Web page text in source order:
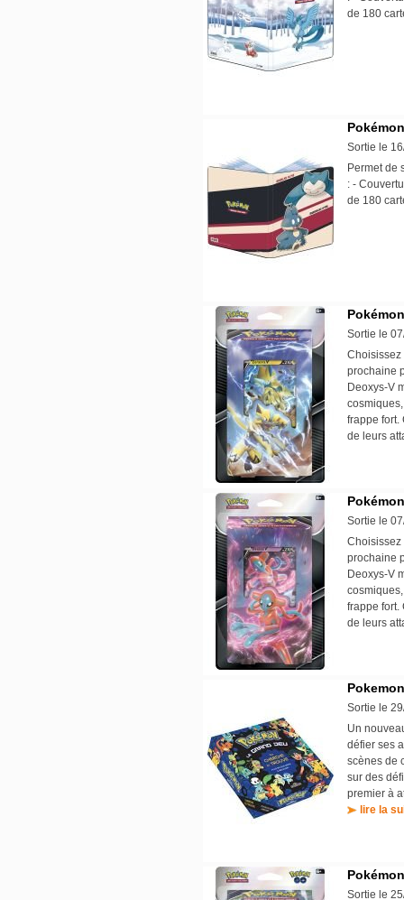
de 180
Sortie le
Permet de
: -
de 180
Sortie le
Choisissez
prochaine
Deoxys-V
frappe fort.
de leurs
Sortie le
Choisissez
prochaine
Deoxys-V
frappe fort.
de leurs
Sortie le
Un
défier ses
scènes de
sur des
premier à
lire la
Sortie le